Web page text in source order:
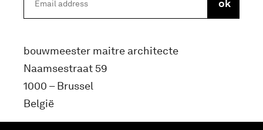
bouwmeester maitre architecte
Naamsestraat 59
1000 – Brussel
België